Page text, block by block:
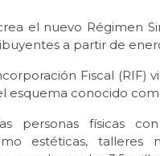
el nuevo Régimen
a partir de
Fiscal (RIF)
esquema conocido
personas físicas con
estéticas, talleres